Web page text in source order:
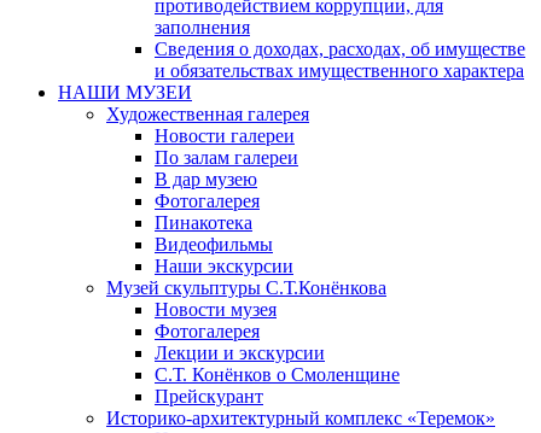
противодействием коррупции, для
заполнения
Сведения о доходах, расходах, об имуществе
и обязательствах имущественного характера
НАШИ МУЗЕИ
Художественная галерея
Новости галереи
По залам галереи
В дар музею
Фотогалерея
Пинакотека
Видеофильмы
Наши экскурсии
Музей скульптуры С.Т.Конёнкова
Новости музея
Фотогалерея
Лекции и экскурсии
С.Т. Конёнков о Смоленщине
Прейскурант
Историко-архитектурный комплекс «Теремок»